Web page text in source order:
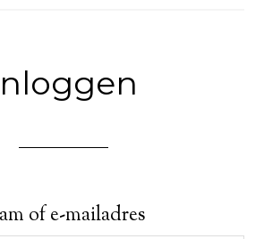
of e-mailadres